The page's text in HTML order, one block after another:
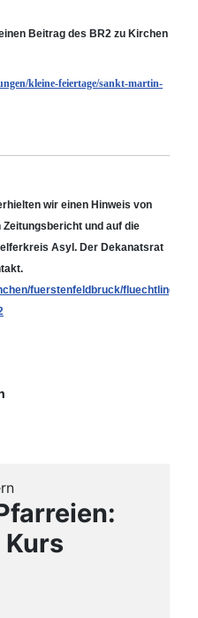
Beitrag des BR2 zu Kirchen
kleine-feiertage/sankt-martin-
wir einen Hinweis von
Zeitungsbericht und auf die
Asyl. Der Dekanatsrat
fuerstenfeldbruck/fluechtlinge-